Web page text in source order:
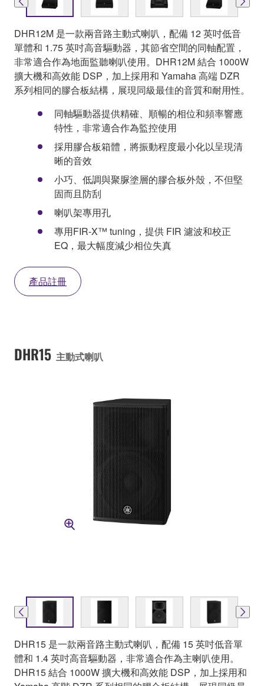
DHR12M 是一款兩音路主動式喇叭，配備 12 英吋低音
單體和 1.75 英吋高音驅動器，其節省空間的同軸配置，
非常適合作為地面監聽喇叭使用。DHR12M 結合 1000W
擴大機和高效能 DSP，加上採用和 Yamaha 高端 DZR
系列相同的膠合板結構，展現同級最佳的音質和耐用性。
同軸驅動器提供精確、順暢的相位和頻率響應
特性，非常適合作為監控使用
採用膠合板箱體，將振動程度最小化以呈現清
晰的音效
小巧、低調與聚脲塗層的膠合板外殼，不但堅
固而且防刮
喇叭架專用孔
專用FIR-X™ tuning，提供 FIR 濾波和校正
EQ，最大幅度減少相位失真
產品註冊
DHR15 主動式喇叭
DHR15 是一款兩音路主動式喇叭，配備 15 英吋低音單
體和 1.4 英吋高音驅動器，非常適合作為主喇叭使用。
DHR15 結合 1000W 擴大機和高效能 DSP，加上採用和